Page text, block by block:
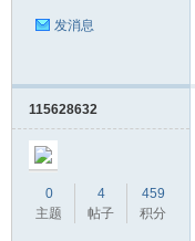
发消息
115628632
0
主题
4
帖子
459
积分